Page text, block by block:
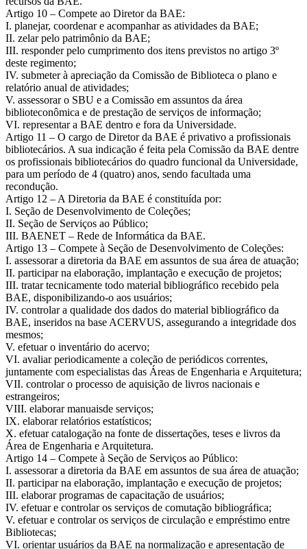
Artigo 10 – Compete ao Diretor da BAE:
I. planejar, coordenar e acompanhar as atividades da BAE;
II. zelar pelo patrimônio da BAE;
III. responder pelo cumprimento dos itens previstos no artigo 3º
deste regimento;
IV. submeter à apreciação da Comissão de Biblioteca o plano e
relatório anual de atividades;
V. assessorar o SBU e a Comissão em assuntos da área
biblioteconômica e de prestação de serviços de informação;
VI. representar a BAE dentro e fora da Universidade.
Artigo 11 – O cargo de Diretor da BAE é privativo a profissionais
bibliotecários. A sua indicação é feita pela Comissão da BAE dentre
os profissionais bibliotecários do quadro funcional da Universidade,
para um período de 4 (quatro) anos, sendo facultada uma
recondução.
Artigo 12 – A Diretoria da BAE é constituída por:
I. Seção de Desenvolvimento de Coleções;
II. Seção de Serviços ao Público;
III. BAENET – Rede de Informática da BAE.
Artigo 13 – Compete à Seção de Desenvolvimento de Coleções:
I. assessorar a diretoria da BAE em assuntos de sua área de atuação;
II. participar na elaboração, implantação e execução de projetos;
III. tratar tecnicamente todo material bibliográfico recebido pela
BAE, disponibilizando-o aos usuários;
IV. controlar a qualidade dos dados do material bibliográfico da
BAE, inseridos na base ACERVUS, assegurando a integridade dos
mesmos;
V. efetuar o inventário do acervo;
VI. avaliar periodicamente a coleção de periódicos correntes,
juntamente com especialistas das Áreas de Engenharia e Arquitetura;
VII. controlar o processo de aquisição de livros nacionais e
estrangeiros;
VIII. elaborar manuaisde serviços;
IX. elaborar relatórios estatísticos;
X. efetuar catalogação na fonte de dissertações, teses e livros da
Área de Engenharia e Arquitetura.
Artigo 14 – Compete à Seção de Serviços ao Público:
I. assessorar a diretoria da BAE em assuntos de sua área de atuação;
II. participar na elaboração, implantação e execução de projetos;
III. elaborar programas de capacitação de usuários;
IV. efetuar e controlar os serviços de comutação bibliográfica;
V. efetuar e controlar os serviços de circulação e empréstimo entre
Bibliotecas;
VI. orientar usuários da BAE na normalização e apresentação de